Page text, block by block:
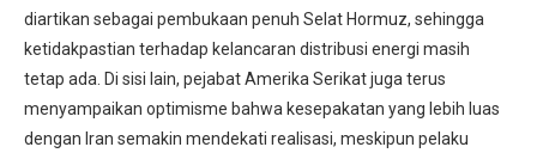
diartikan sebagai pembukaan penuh Selat Hormuz, sehingga
ketidakpastian terhadap kelancaran distribusi energi masih
tetap ada. Di sisi lain, pejabat Amerika Serikat juga terus
menyampaikan optimisme bahwa kesepakatan yang lebih luas
dengan Iran semakin mendekati realisasi, meskipun pelaku